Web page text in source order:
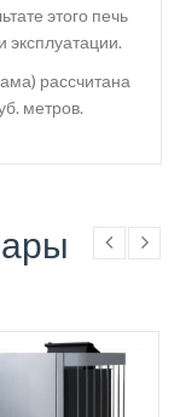
этого печь
эксплуатации.
рассчитана
метров.